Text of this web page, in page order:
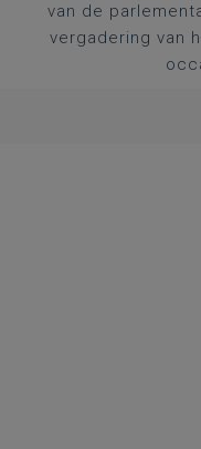
van de
vergadering van